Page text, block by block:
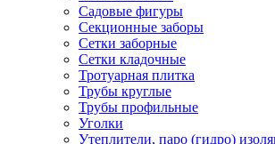
Садовые фигуры
Секционные заборы
Сетки заборные
Сетки кладочные
Тротуарная плитка
Трубы круглые
Трубы профильные
Уголки
Утеплители, паро (гидро)